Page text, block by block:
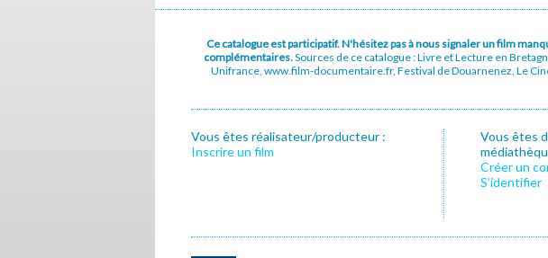
Ce catalogue est participatif. N'hésitez pas à nous signaler un film
complémentaires.Sources de ce catalogue : Livre et Lecture en
Unifrance, www.film-documentaire.fr, Festival de Douarnenez, Le
Vous êtes réalisateur/producteur :
Inscrire un film
Vous êtes
Créer un
S’identifier